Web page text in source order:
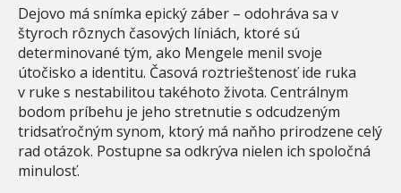
Dejovo má snímka epický záber – odohráva sa v
štyroch rôznych časových líniách, ktoré sú
determinované tým, ako Mengele menil svoje
útočisko a identitu. Časová roztrieštenosť ide ruka
v ruke s nestabilitou takéhoto života. Centrálnym
bodom príbehu je jeho stretnutie s odcudzeným
tridsaťročným synom, ktorý má naňho prirodzene celý
rad otázok. Postupne sa odkrýva nielen ich spoločná
minulosť.